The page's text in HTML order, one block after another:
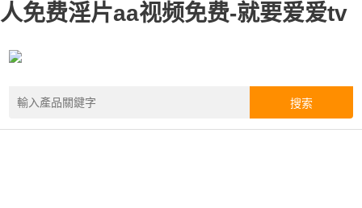
人免费淫片aa视频免费-就要爱爱tv